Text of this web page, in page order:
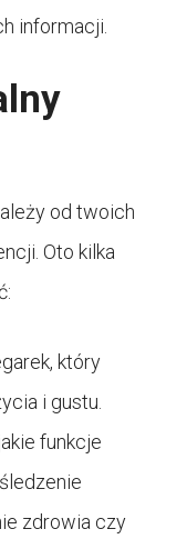
informacji.
od twoich
Oto kilka
który
i gustu.
funkcje
zdrowia czy